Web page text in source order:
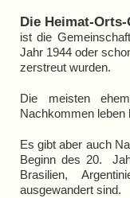
Die Heimat-
ist die
Jahr 1944 oder
zerstreut wurden.
Die meisten
Nachkommen leben
Es gibt aber auch
Beginn des 20.
Brasilien,
ausgewandert sind.